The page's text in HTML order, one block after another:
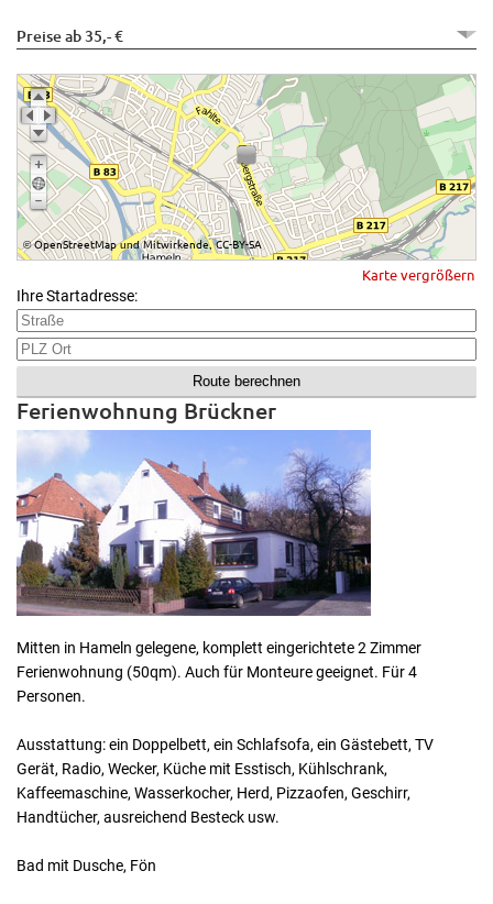
Preise ab 35,- €
©OpenStreetMapundMitwirkende,CC-BY-SA
Karte vergrößern
Ihre Startadresse:
Ferienwohnung Brückner
Mitten in Hameln gelegene, komplett eingerichtete 2 Zimmer
Ferienwohnung (50qm). Auch für Monteure geeignet. Für 4
Personen.
Ausstattung: ein Doppelbett, ein Schlafsofa, ein Gästebett, TV
Gerät, Radio, Wecker, Küche mit Esstisch, Kühlschrank,
Kaffeemaschine, Wasserkocher, Herd, Pizzaofen, Geschirr,
Handtücher, ausreichend Besteck usw.
Bad mit Dusche, Fön